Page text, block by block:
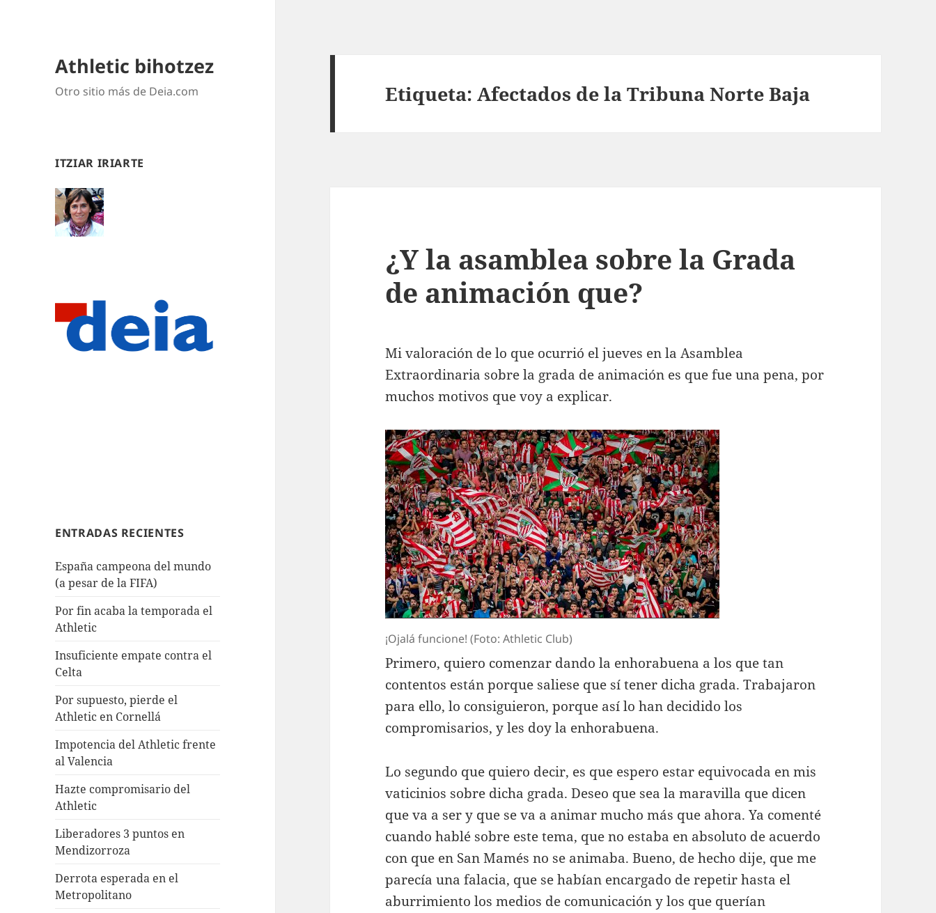
Athletic bihotzez
Otro sitio más de Deia.com
ITZIAR IRIARTE
ENTRADAS RECIENTES
España campeona del mundo
(a pesar de la FIFA)
Por fin acaba la temporada el
Athletic
Insuficiente empate contra el
Celta
Por supuesto, pierde el
Athletic en Cornellá
Impotencia del Athletic frente
al Valencia
Hazte compromisario del
Athletic
Liberadores 3 puntos en
Mendizorroza
Derrota esperada en el
Metropolitano
Etiqueta:Afectados de la Tribuna Norte Baja
¿Y la asamblea sobre la Grada
de animación que?
Mi valoración de lo que ocurrió el jueves en la Asamblea
Extraordinaria sobre la grada de animación es que fue una pena, por
muchos motivos que voy a explicar.
¡Ojalá funcione! (Foto: Athletic Club)
Primero, quiero comenzar dando la enhorabuena a los que tan
contentos están porque saliese que sí tener dicha grada. Trabajaron
para ello, lo consiguieron, porque así lo han decidido los
compromisarios, y les doy la enhorabuena.
Lo segundo que quiero decir, es que espero estar equivocada en mis
vaticinios sobre dicha grada. Deseo que sea la maravilla que dicen
que va a ser y que se va a animar mucho más que ahora. Ya comenté
cuando hablé sobre este tema, que no estaba en absoluto de acuerdo
con que en San Mamés no se animaba. Bueno, de hecho dije, que me
parecía una falacia, que se habían encargado de repetir hasta el
aburrimiento los medios de comunicación y los que querían